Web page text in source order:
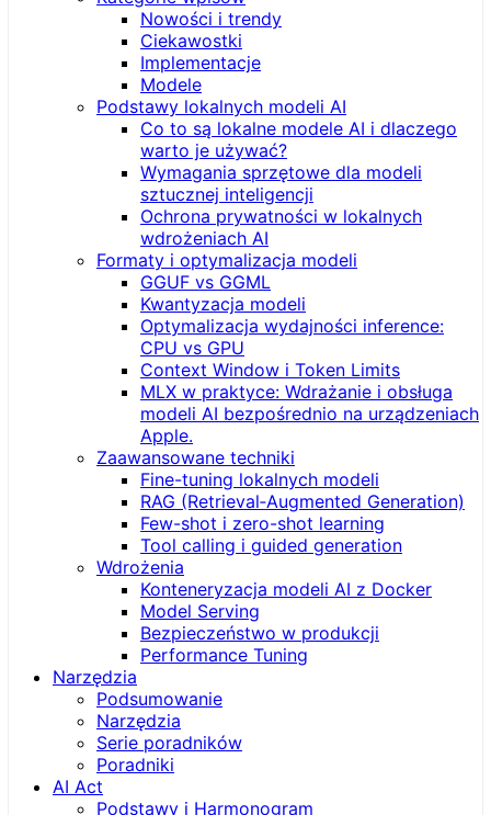
Nowości i trendy
Ciekawostki
Implementacje
Modele
Podstawy lokalnych modeli AI
Co to są lokalne modele AI i dlaczego
warto je używać?
Wymagania sprzętowe dla modeli
sztucznej inteligencji
Ochrona prywatności w lokalnych
wdrożeniach AI
Formaty i optymalizacja modeli
GGUF vs GGML
Kwantyzacja modeli
Optymalizacja wydajności inference:
CPU vs GPU
Context Window i Token Limits
MLX w praktyce: Wdrażanie i obsługa
modeli AI bezpośrednio na urządzeniach
Apple.
Zaawansowane techniki
Fine-tuning lokalnych modeli
RAG (Retrieval‑Augmented Generation)
Few-shot i zero-shot learning
Tool calling i guided generation
Wdrożenia
Konteneryzacja modeli AI z Docker
Model Serving
Bezpieczeństwo w produkcji
Performance Tuning
Narzędzia
Podsumowanie
Narzędzia
Serie poradników
Poradniki
AI Act
Podstawy i Harmonogram